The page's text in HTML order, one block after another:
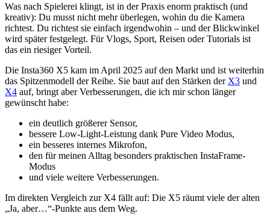
Was nach Spielerei klingt, ist in der Praxis enorm praktisch (und
kreativ): Du musst nicht mehr überlegen, wohin du die Kamera
richtest. Du richtest sie einfach irgendwohin – und der Blickwinkel
wird später festgelegt. Für Vlogs, Sport, Reisen oder Tutorials ist
das ein riesiger Vorteil.
Die Insta360 X5 kam im April 2025 auf den Markt und ist weiterhin
das Spitzenmodell der Reihe. Sie baut auf den Stärken der X3 und
X4 auf, bringt aber Verbesserungen, die ich mir schon länger
gewünscht habe:
ein deutlich größerer Sensor,
bessere Low-Light-Leistung dank Pure Video Modus,
ein besseres internes Mikrofon,
den für meinen Alltag besonders praktischen InstaFrame-
Modus
und viele weitere Verbesserungen.
Im direkten Vergleich zur X4 fällt auf: Die X5 räumt viele der alten
„Ja, aber…“-Punkte aus dem Weg.